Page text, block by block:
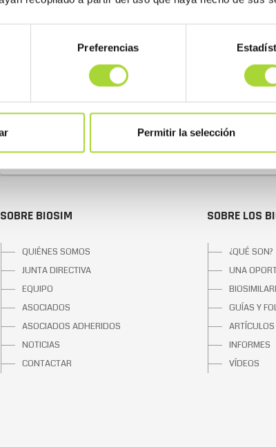
Preferencias
Permitir la selección
SOBRE BIOSIM
QUIÉNES SOMOS
JUNTA DIRECTIVA
EQUIPO
ASOCIADOS
ASOCIADOS ADHERIDOS
NOTICIAS
CONTACTAR
SOBRE LOS
¿QUÉ SON?
UNA
GUÍAS Y
ARTÍCULOS
INFORMES
VÍDEOS